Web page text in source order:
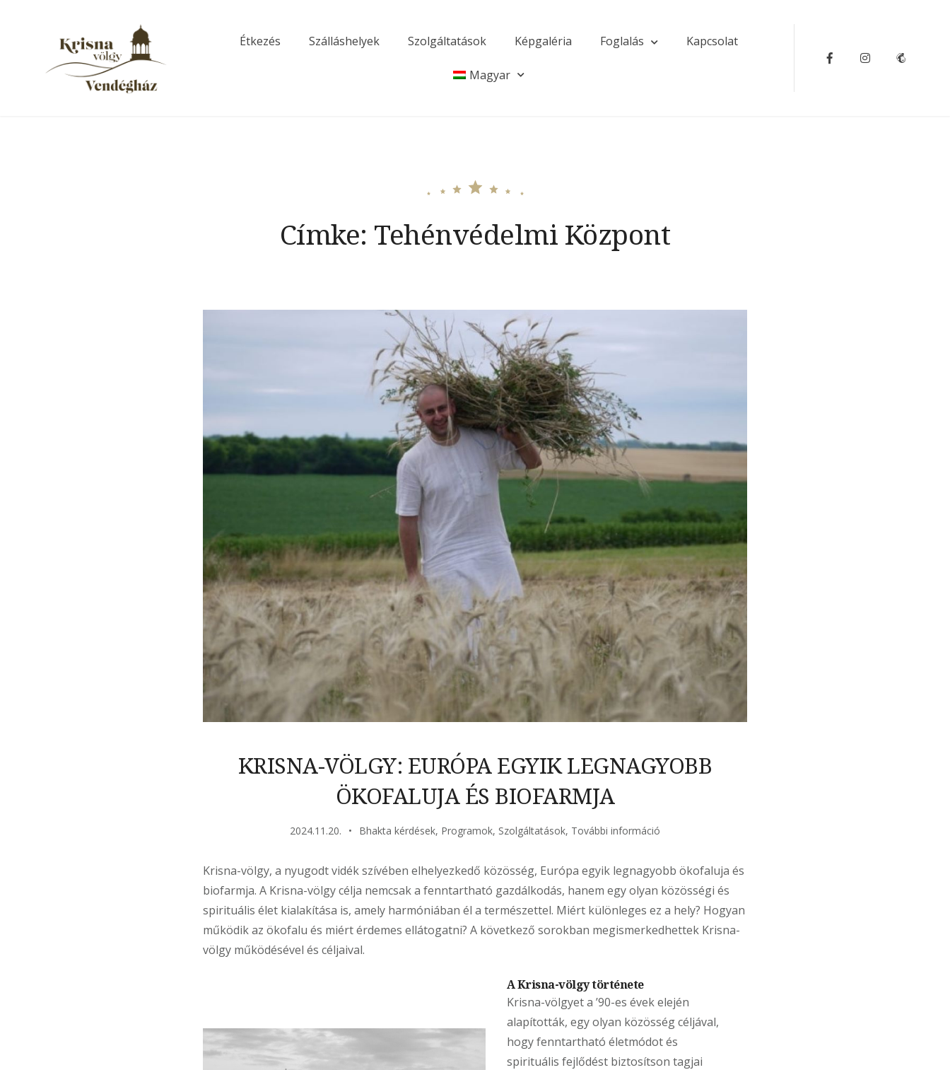
Étkezés Szálláshelyek Szolgáltatások Képgaléria Foglalás Kapcsolat
Magyar
FacebookInstagramIratkozz
Címke: Tehénvédelmi Központ
KRISNA-VÖLGY: EURÓPA EGYIK LEGNAGYOBB
ÖKOFALUJA ÉS BIOFARMJA
2024.11.20. Bhakta kérdések, Programok, Szolgáltatások, További információ
Krisna-völgy, a nyugodt vidék szívében elhelyezkedő közösség, Európa egyik legnagyobb ökofaluja és
biofarmja. A Krisna-völgy célja nemcsak a fenntartható gazdálkodás, hanem egy olyan közösségi és
spirituális élet kialakítása is, amely harmóniában él a természettel. Miért különleges ez a hely? Hogyan
működik az ökofalu és miért érdemes ellátogatni? A következő sorokban megismerkedhettek Krisna-
völgy működésével és céljaival.
A Krisna-völgy története
Krisna-völgyet a ’90-es évek elején
alapították, egy olyan közösség céljával,
hogy fenntartható életmódot és
spirituális fejlődést biztosítson tagjai